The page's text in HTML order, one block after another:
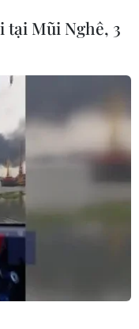
tại Mũi Nghê, 3